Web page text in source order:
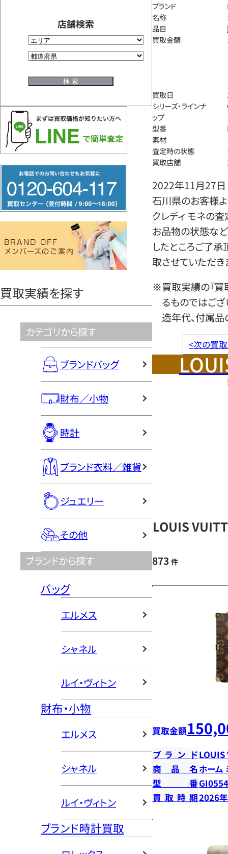
店舗検索
リ
ー
ヤ
買取実績を探す
カテゴリから探す
ブランドバッグ
財布／小物
時計
ブランド衣料／雑貨
ジュエリー
その他
ブランドから探す
バッグ
エルメス
シャネル
ルイ・ヴィトン
財布・小物
エルメス
シャネル
ルイ・ヴィトン
ブランド時計買取
ブランド
名称
品目
買取金額
買取日
シリーズ・ラインナ
ップ
型番
素材
査定時の状態
買取店舗
2022年11月27日
石川県のお客様よ
クレディ モネの
お品物の状態など
したところご了
取させていただき
※買取実績の『買
るものではござ
造年代、付属品
<次の買
LOUIS
873 件
買取金額
ブランドLOUIS
商品名 ホーム
型番GI0554
買取時期2026